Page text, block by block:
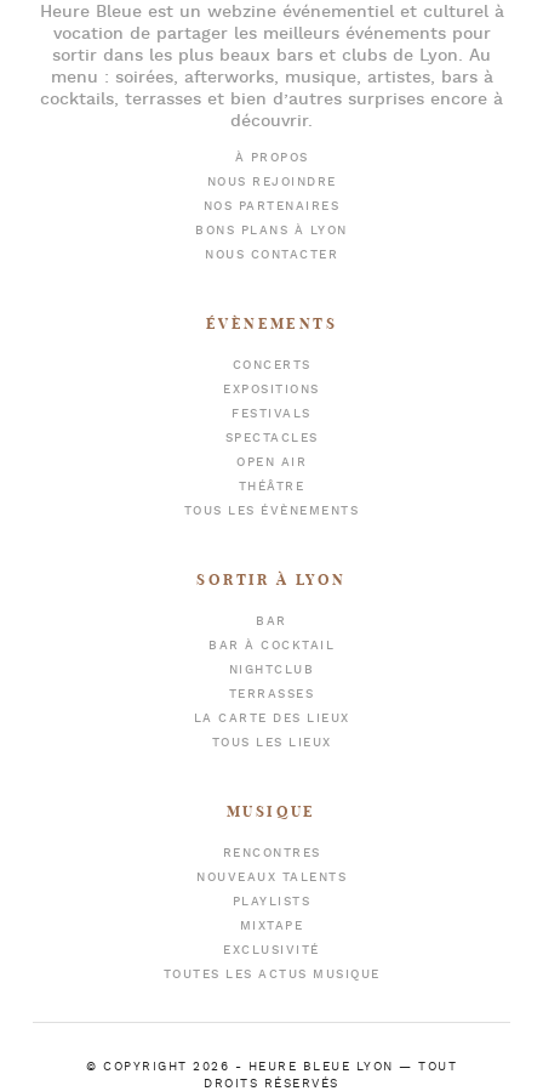
Heure Bleueest un webzine événementiel et culturel à
vocation de partager les meilleurs événements pour
sortir dans les plus beaux bars et clubs de Lyon. Au
menu : soirées, afterworks, musique, artistes, bars à
cocktails, terrasses et bien d’autres surprises encore à
découvrir.
À PROPOS
NOUS REJOINDRE
NOS PARTENAIRES
BONS PLANS À LYON
NOUS CONTACTER
ÉVÈNEMENTS
CONCERTS
EXPOSITIONS
FESTIVALS
SPECTACLES
OPEN AIR
THÉÂTRE
TOUS LES ÉVÈNEMENTS
SORTIR À LYON
BAR
BAR À COCKTAIL
NIGHTCLUB
TERRASSES
LA CARTE DES LIEUX
TOUS LES LIEUX
MUSIQUE
RENCONTRES
NOUVEAUX TALENTS
PLAYLISTS
MIXTAPE
EXCLUSIVITÉ
TOUTES LES ACTUS MUSIQUE
© COPYRIGHT 2026 - HEURE BLEUE LYON — TOUT
DROITS RÉSERVÉS